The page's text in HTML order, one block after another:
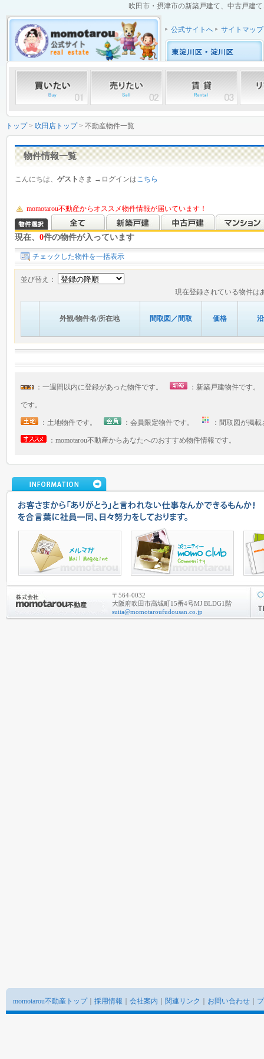
吹田市・摂津市の新築戸建て、中古戸建
公式サイトへ サイトマップ
トップ> 吹田店トップ> 不動産物件一覧
物件情報一覧
こんにちは、 ゲスト さま →ログインはこちら
momotarou不動産からオススメ物件情報が届いています！
現在、 0件の物件が入っています
チェックした物件を一括表示
並び替え：
現在登録されている物件は
外観/物件名/所在地 間取図／間取 価格
：一週間以内に登録があった物件です。 ：新築戸建物件です
です。
：土地物件です。 ：会員限定物件です。 ：間取図が掲
：momotarou不動産からあなたへのおすすめ物件情報です。
〒564-0032
大阪府吹田市高城町15番4号MJ BLDG1階
suita@momotaroufudousan.co.jp
momotarou不動産トップ｜ 採用情報 会社案内 関連リンク お問い合わせ